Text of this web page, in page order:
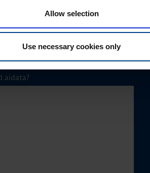
Allow selection
Use necessary cookies only
aidata?